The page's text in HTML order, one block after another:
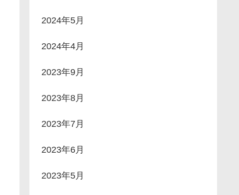
2024年5月
2024年4月
2023年9月
2023年8月
2023年7月
2023年6月
2023年5月